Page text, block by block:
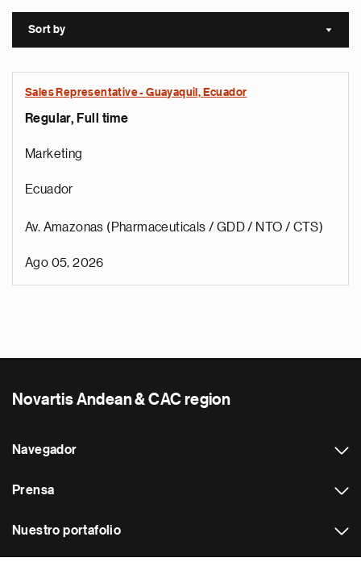
Sort by Sort
Sales Representative - Guayaquil, Ecuador
Regular, Full time
Marketing
Ecuador
Av. Amazonas (Pharmaceuticals / GDD / NTO / CTS)
Ago 05, 2026
Novartis Andean & CAC region
Navegador
Prensa
Nuestro portafolio